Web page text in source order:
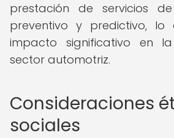
prestación de servicios
preventivo y predictivo,
impacto significativo en
sector automotriz.
Consideraciones
sociales